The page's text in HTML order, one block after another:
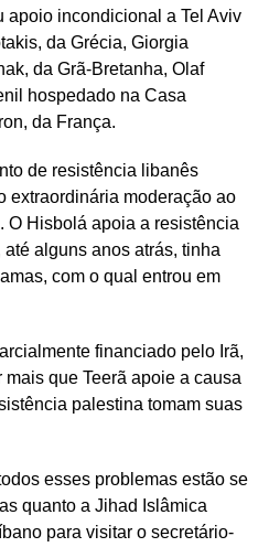
apoio incondicional a Tel Aviv
da Grécia, Giorgia
da Grã-Bretanha, Olaf
hospedado na Casa
da França.
de resistência libanês
extraordinária moderação ao
O Hisbolá apoia a resistência
alguns anos atrás, tinha
com o qual entrou em
financiado pelo Irã,
que Teerã apoie a causa
palestina tomam suas
esses problemas estão se
quanto a Jihad Islâmica
para visitar o secretário-